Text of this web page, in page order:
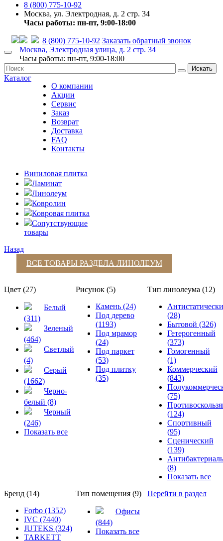
8 (800) 775-10-92
Москва, ул. Электродная, д. 2 стр. 34
Часы работы: пн-пт, 9:00-18:00
8 (800) 775-10-92 Заказать обратный звонок
Москва, Электродная улица, д. 2 стр. 34
Часы работы: пн-пт, 9:00-18:00
Искать
Каталог
О компании
Акции
Сервис
Заказ
Возврат
Доставка
FAQ
Контакты
Виниловая плитка
Ламинат
Линолеум
Ковролин
Ковровая плитка
Сопутствующие
товары
Назад
ВСЕ ТОВАРЫ РАЗДЕЛА ЛИНОЛЕУМ
Цвет (27)
Белый
(311)
Зеленый
(464)
Светлый
(4)
Серый
(1662)
Черно-
белый (8)
Черный
(246)
Показать все
Рисунок (5)
Камень (24)
Под дерево
(1193)
Под мрамор
(24)
Под паркет
(53)
Под плитку
(35)
Тип линолеума (12)
(28)
Бытовой (326)
Гетерогенный
(373)
Гомогенный
(1)
Коммерческий
(843)
(75)
(124)
Спортивный
(95)
Сценический
(139)
(8)
Показать все
Бренд (14)
Forbo (1352)
IVC (7440)
JUTEKS (324)
TARKETT
Тип помещения (9)
Офисы
(844)
Показать все
Перейти в раздел